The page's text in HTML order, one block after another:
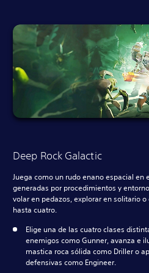
Deep Rock Galactic
Juega como un rudo enano espacial en
generadas por procedimientos y
volar en pedazos, explorar en solitario
hasta cuatro.
Elige una de las cuatro clases
enemigos como Gunner, avanza e
mastica roca sólida como Driller o
defensivas como Engineer.